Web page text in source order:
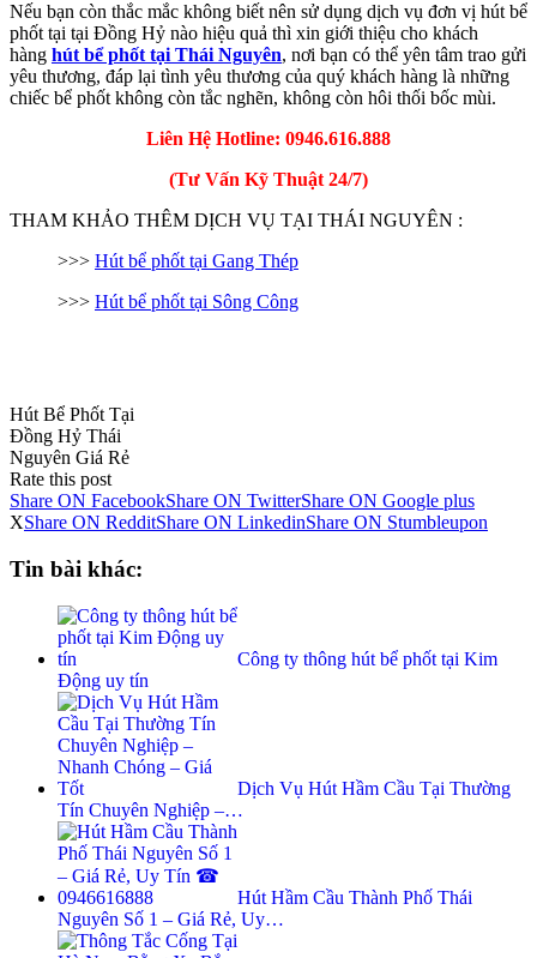
Nếu bạn còn thắc mắc không biết nên sử dụng dịch vụ đơn vị hút bể
phốt tại tại Đồng Hỷ nào hiệu quả thì xin giới thiệu cho khách
hàng hút bể phốt tại Thái Nguyên, nơi bạn có thể yên tâm trao gửi
yêu thương, đáp lại tình yêu thương của quý khách hàng là những
chiếc bể phốt không còn tắc nghẽn, không còn hôi thối bốc mùi.
Liên Hệ Hotline: 0946.616.888
(Tư Vấn Kỹ Thuật 24/7)
THAM KHẢO THÊM DỊCH VỤ TẠI THÁI NGUYÊN :
>>> Hút bể phốt tại Gang Thép
>>> Hút bể phốt tại Sông Công
Hút Bể Phốt Tại
Đồng Hỷ Thái
Nguyên Giá Rẻ
Rate this post
Share ON FacebookShare ON TwitterShare ON Google plus
XShare ON RedditShare ON LinkedinShare ON Stumbleupon
Tin bài khác:
Công ty thông hút bể phốt tại Kim
Động uy tín
Dịch Vụ Hút Hầm Cầu Tại Thường
Tín Chuyên Nghiệp –…
Hút Hầm Cầu Thành Phố Thái
Nguyên Số 1 – Giá Rẻ, Uy…